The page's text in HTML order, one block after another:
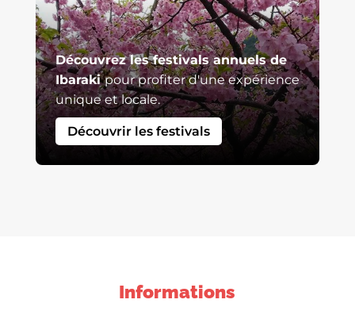
Découvrez les festivals annuels de
Ibarakipour profiter d'une expérience
unique et locale.
Découvrir les festivals
Informations